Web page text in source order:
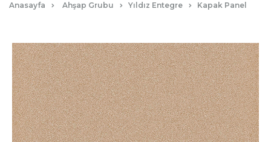
Anasayfa Ahşap Grubu Yıldız Entegre Kapak Panel